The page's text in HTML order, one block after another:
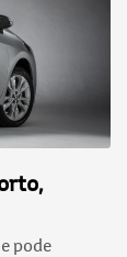
pode